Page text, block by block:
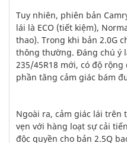
Tuy nhiên, phiên bản
lái là ECO (tiết kiệm),
thao). Trong khi bản 2.0G
thông thường. Đáng chú ý
235/45R18 mới, có độ
phần tăng cảm giác bám
Ngoài ra, cảm giác lái trên
vẹn với hàng loạt sự cải
độc quyền cho bản 2.5Q